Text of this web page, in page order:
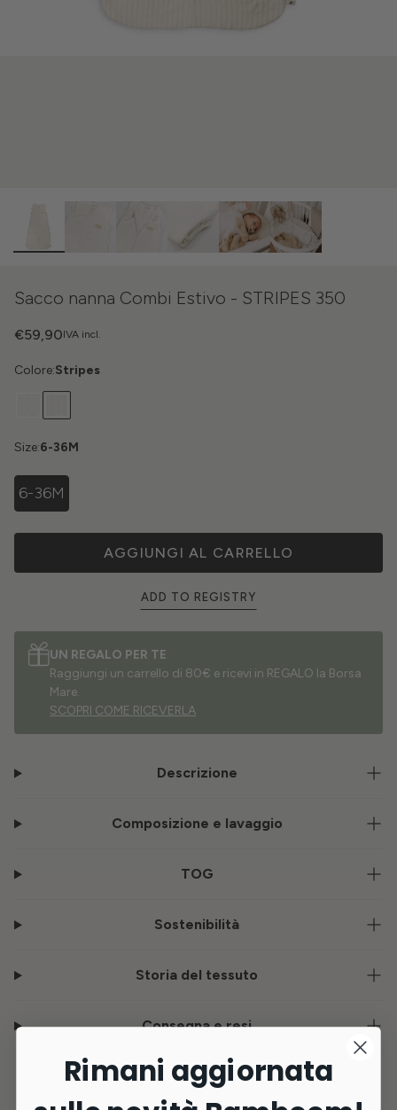
Sacco nanna Combi Estivo - STRIPES 350
IVA incl.
€59,90
Colore:Stripes
Size:6-36M
6-36M
AGGIUNGI AL CARRELLO
ADD TO REGISTRY
UN REGALO PER TE
Raggiungi un carrello di 80€ e ricevi in REGALO la Borsa
Mare.
SCOPRI COME RICEVERLA
Descrizione
Composizione e lavaggio
TOG
Sostenibilità
Storia del tessuto
Consegna e resi
Rimani aggiornata